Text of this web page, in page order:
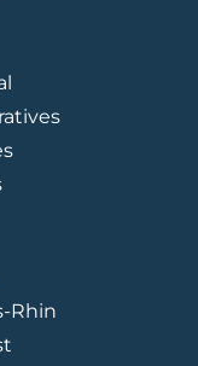
Rhin